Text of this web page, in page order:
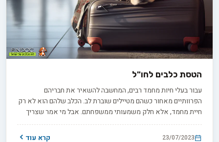
הטסת כלבים לחו"ל
עבור בעלי חיות מחמד רבים, המחשבה להשאיר את חבריהם
הפרוותיים מאחור כשהם מטיילים שוברת לב. הכלב שלהם הוא לא רק
חיית מחמד, אלא חלק משמעותי ממשפחתם. אבל מי אמר שצריך
להשאיר אותם מאחור? טיול בינלאומי עם כלבים הוא לא רק אפשרי,
אבל עם המידע הנכון וההכנה, זה יכול להיות חוויה חלקה ומהנה עבור
23/07/2023 קרא עוד